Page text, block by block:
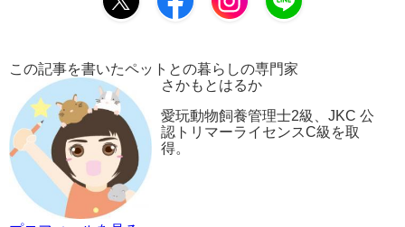
この記事を書いたペットとの暮らしの専門家
さかもとはるか
愛玩動物飼養管理士2級、JKC 公
認トリマーライセンスC級を取
得。